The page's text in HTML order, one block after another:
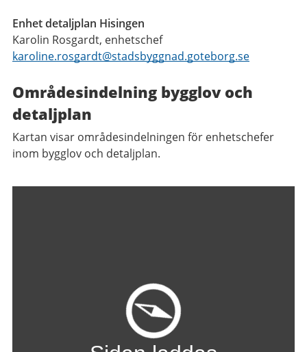
Enhet detaljplan Hisingen
Karolin Rosgardt, enhetschef
karoline.rosgardt@stadsbyggnad.goteborg.se
Områdesindelning bygglov och
detaljplan
Kartan visar områdesindelningen för enhetschefer
inom bygglov och detaljplan.